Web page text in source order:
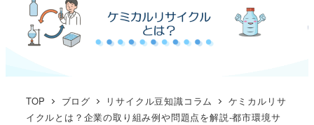
TOP ブログ リサイクル豆知識コラム
ケミカルリサ
イクルとは？企業の取り組み例や問題点を解説-都市環境サ